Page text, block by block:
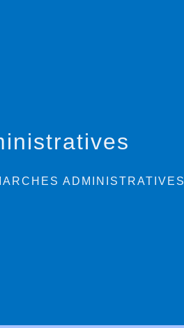
ADMINISTRATIVES